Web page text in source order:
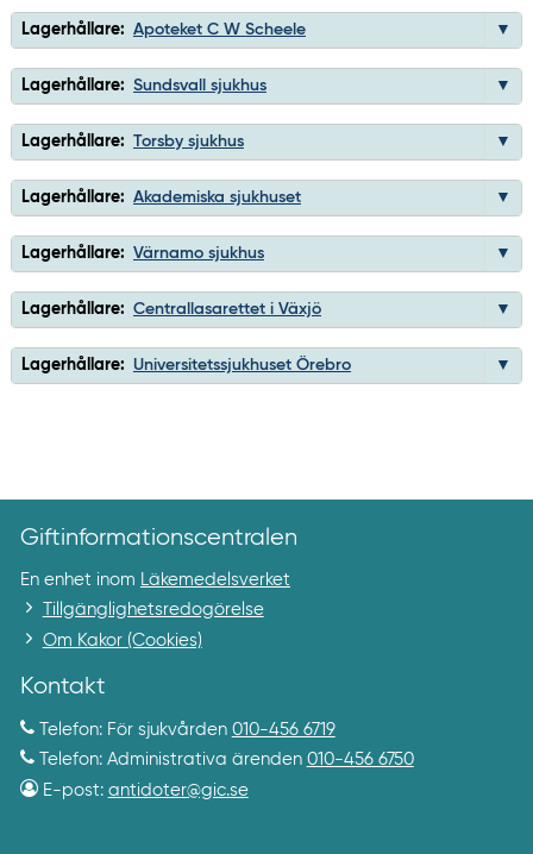
Lagerhållare: Apoteket C W Scheele
Lagerhållare: Sundsvall sjukhus
Lagerhållare: Torsby sjukhus
Lagerhållare: Akademiska sjukhuset
Lagerhållare: Värnamo sjukhus
Lagerhållare: Centrallasarettet i Växjö
Lagerhållare: Universitetssjukhuset Örebro
Giftinformationscentralen
En enhet inom
Läkemedelsverket
Tillgänglighetsredogörelse
Om Kakor (Cookies)
Kontakt
Telefon: För sjukvården 010-456 6719
Telefon: Administrativa ärenden 010-456 6750
E-post: antidoter@gic.se